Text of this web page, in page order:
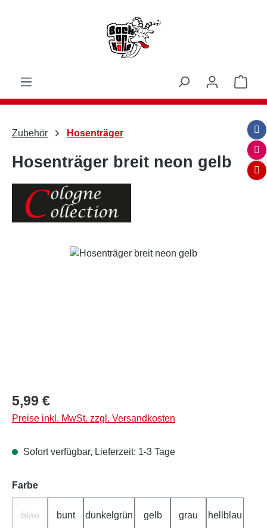
Zubehör Hosenträger
Hosenträger breit neon gelb
Bildergalerie überspringen
Regulärer Preis:
5,99 €
Preise inkl. MwSt. zzgl. Versandkosten
Sofort verfügbar, Lieferzeit: 1-3 Tage
Farbeauswählen
blau
(Diese Option ist zurzeit nicht verfügbar.)
bunt dunkelgrün gelb grau hellblau